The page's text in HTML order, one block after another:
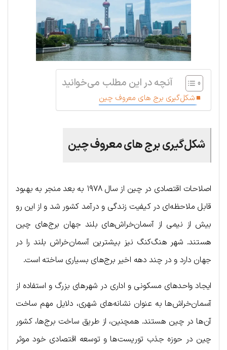
آنچه در این مطلب می‌خوانید
شکل‌گیری برج های معروف چین
شکل‌گیری برج های معروف چین
اصلاحات اقتصادی در چین از سال ۱۹۷۸ به بعد منجر به بهبود
قابل ملاحظه‌ای در کیفیت زندگی و درآمد کشور شد و از این رو
بیش از نیمی از آسمان‌خراش‌های بلند جهان برج‌های چین
هستند. شهر هنگ‌کنگ نیز بیشترین آسمان‌خراش بلند را در
جهان دارد و در چند دهه اخیر برج‌های بسیاری ساخته است.
ایجاد واحدهای مسکونی و اداری در شهرهای بزرگ و استفاده از
آسمان‌خراش‌ها به عنوان نشانه‌های شهری، دلایل مهم ساخت
آن‌ها در چین هستند. همچنین، از طریق ساخت برج‌ها، کشور
چین در حوزه جذب توریست‌ها و توسعه اقتصادی خود موثر